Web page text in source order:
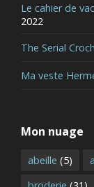
Le cahier de
2022
The Serial
Ma veste
Mon nuage
abeille (5)